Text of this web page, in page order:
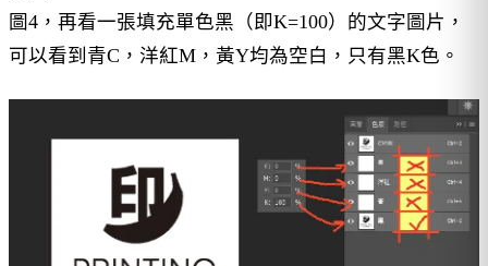
圖4，再看一張填充單色黑（即K=100）的文字圖片，
可以看到青C，洋紅M，黃Y均為空白，只有黑K色。